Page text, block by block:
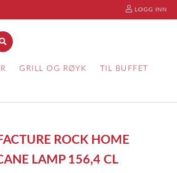
LOGG INN
GRILL OG RØYK TIL BUFFET
ROCK HOME
LAMP 156,4 CL